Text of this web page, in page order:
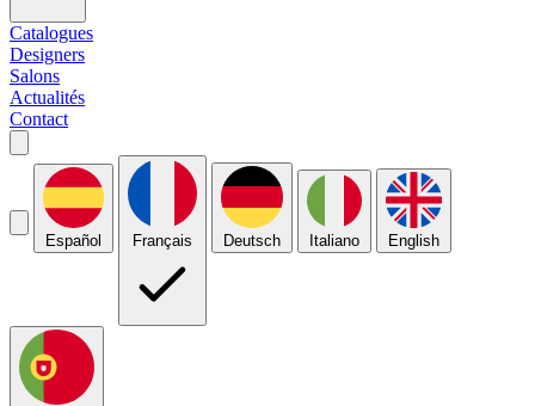
Catalogues
Designers
Salons
Actualités
Contact
Español Français Deutsch Italiano English